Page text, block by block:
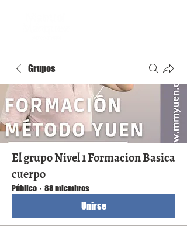
Grupos
El grupo Nivel 1 Formacion Basica
cuerpo
Público · 88 miembros
Unirse